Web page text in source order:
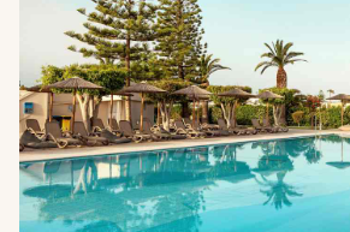
Se bilder og film